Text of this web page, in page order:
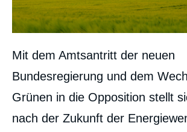
Mit dem Amtsantritt der neuen
Bundesregierung und dem
Grünen in die Opposition stellt
nach der Zukunft der